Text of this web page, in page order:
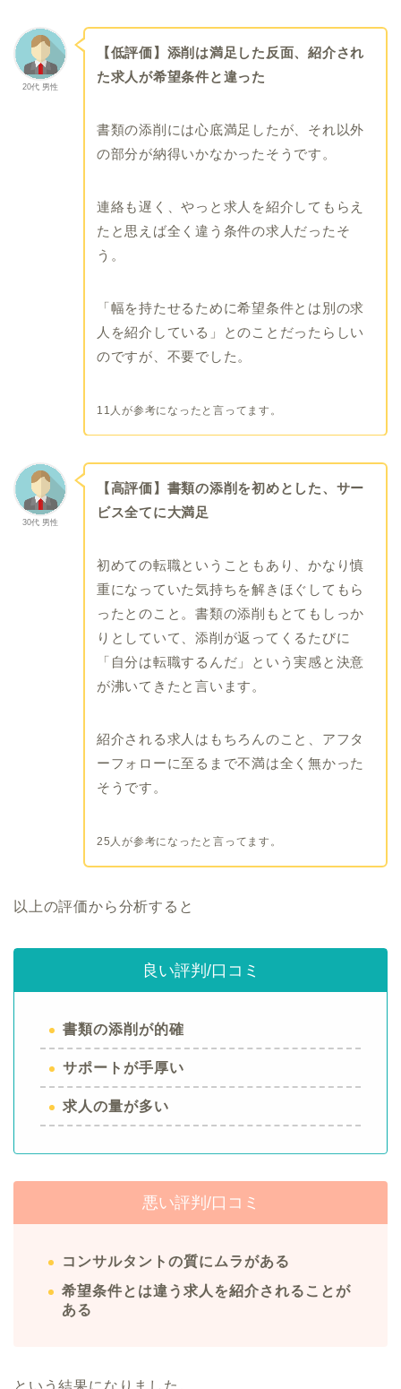
20代 男性
【低評価】添削は満足した反面、紹介され
た求人が希望条件と違った
書類の添削には心底満足したが、それ以外
の部分が納得いかなかったそうです。
連絡も遅く、やっと求人を紹介してもらえ
たと思えば全く違う条件の求人だったそ
う。
「幅を持たせるために希望条件とは別の求
人を紹介している」とのことだったらしい
のですが、不要でした。
11人が参考になったと言ってます。
30代 男性
【高評価】書類の添削を初めとした、サー
ビス全てに大満足
初めての転職ということもあり、かなり慎
重になっていた気持ちを解きほぐしてもら
ったとのこと。書類の添削もとてもしっか
りとしていて、添削が返ってくるたびに
「自分は転職するんだ」という実感と決意
が沸いてきたと言います。
紹介される求人はもちろんのこと、アフタ
ーフォローに至るまで不満は全く無かった
そうです。
25人が参考になったと言ってます。
以上の評価から分析すると
良い評判/口コミ
書類の添削が的確
サポートが手厚い
求人の量が多い
悪い評判/口コミ
コンサルタントの質にムラがある
希望条件とは違う求人を紹介されることが
ある
という結果になりました。